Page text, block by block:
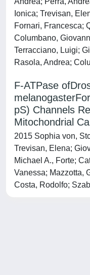
Ionica; Trevisan,
Fornari, Francesca;
Columbano,
Terracciano, Luigi;
Rasola, Andrea;
F-ATPase
pS) Channels
Mitochondrial
2015 Sophia von,
Trevisan, Elena;
Michael A., Forte;
Vanessa; Mazzotta,
Costa, Rodolfo;